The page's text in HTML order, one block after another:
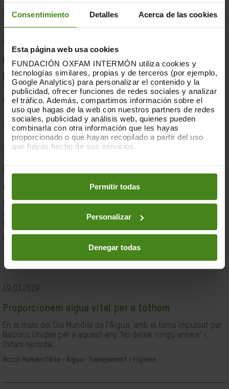
Consentimiento Detalles Acerca de las cookies
Esta página web usa cookies
FUNDACIÓN OXFAM INTERMÓN utiliza cookies y
tecnologías similares, propias y de terceros (por ejemplo,
Google Analytics) para personalizar el contenido y la
publicidad, ofrecer funciones de redes sociales y analizar
el tráfico. Además, compartimos información sobre el
uso que hagas de la web con nuestros partners de redes
sociales, publicidad y análisis web, quienes pueden
combinarla con otra información que les hayas
proporcionado o que hayan recopilado a partir del uso
que hayas hecho de sus servicios.
preferencias accediendo a nuestraPolítica de Cookieso
en los botones facilitados a continuación:
Permitir todas
Personalizar
Denegar todas
23.07.2019
Compromesos o complaents: una resposta fallida a
la crisi per sequera a la Banya d'Àfrica de 2019
Acció Humanitària-Resiliència i Mitjans de Vida
28.03.2019
desigualtat a Espanya
En el marc de la lluita contra la desigualtat, Oxfam Intermón ha
desenvolupat una eina d'anàlisi estructural de les causes de
la...
Ciutadania- Governabilitat i Drets Humans
19.03.2019
Proporcionem aigua vital per a tothom
En el marc del Dia Mundial de l'Aigua, amb el tema impulsat per
Nacions Unides per a aquest any "No deixar ningú enrere" i,
Oxfam recorda...
Acció Humanitària- Aigua- Sanejament i Higiene